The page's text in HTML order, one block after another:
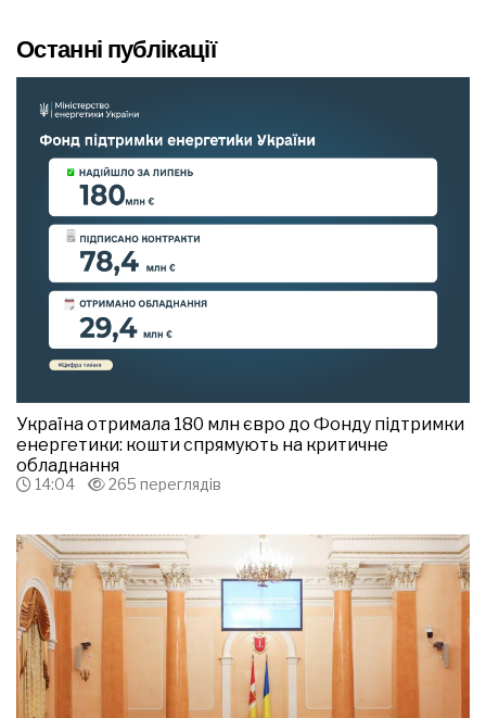
Останні публікації
Україна отримала 180 млн євро до Фонду підтримки
енергетики: кошти спрямують на критичне
обладнання
14:04 265 переглядів